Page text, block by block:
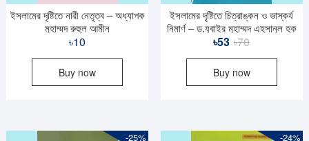
ইসলামের দৃষ্টিতে নারী নেতৃত্ব – অধ্যাপক
মুহাম্মদ রুহুল আমীন
৳10
Buy now
ইসলামের দৃষ্টিতে চিত্রাঙ্কন ও ভাস্কর্য
নিমার্ণ – ড.যুবাইর মুহাম্মদ এহসানুল হক
৳70Original
price
was:
৳70.
৳53
Current
price
is:
৳53.
Buy now
-25% -24%